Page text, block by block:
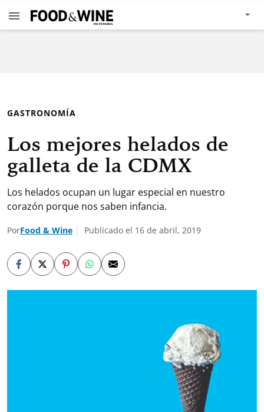
GASTRONOMÍA
Los mejores helados de
galleta de la CDMX
Los helados ocupan un lugar especial en nuestro
corazón porque nos saben infancia.
PorFood & Wine Publicado el 16 de abril, 2019